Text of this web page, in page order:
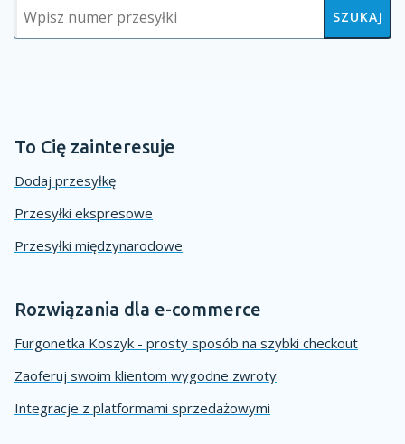
SZUKAJ
To Cię zainteresuje
Dodaj przesyłkę
Przesyłki ekspresowe
Przesyłki międzynarodowe
Rozwiązania dla e-commerce
Furgonetka Koszyk - prosty sposób na szybki checkout
Zaoferuj swoim klientom wygodne zwroty
Integracje z platformami sprzedażowymi